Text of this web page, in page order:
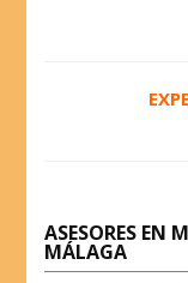
ASESORES EN
MÁLAGA